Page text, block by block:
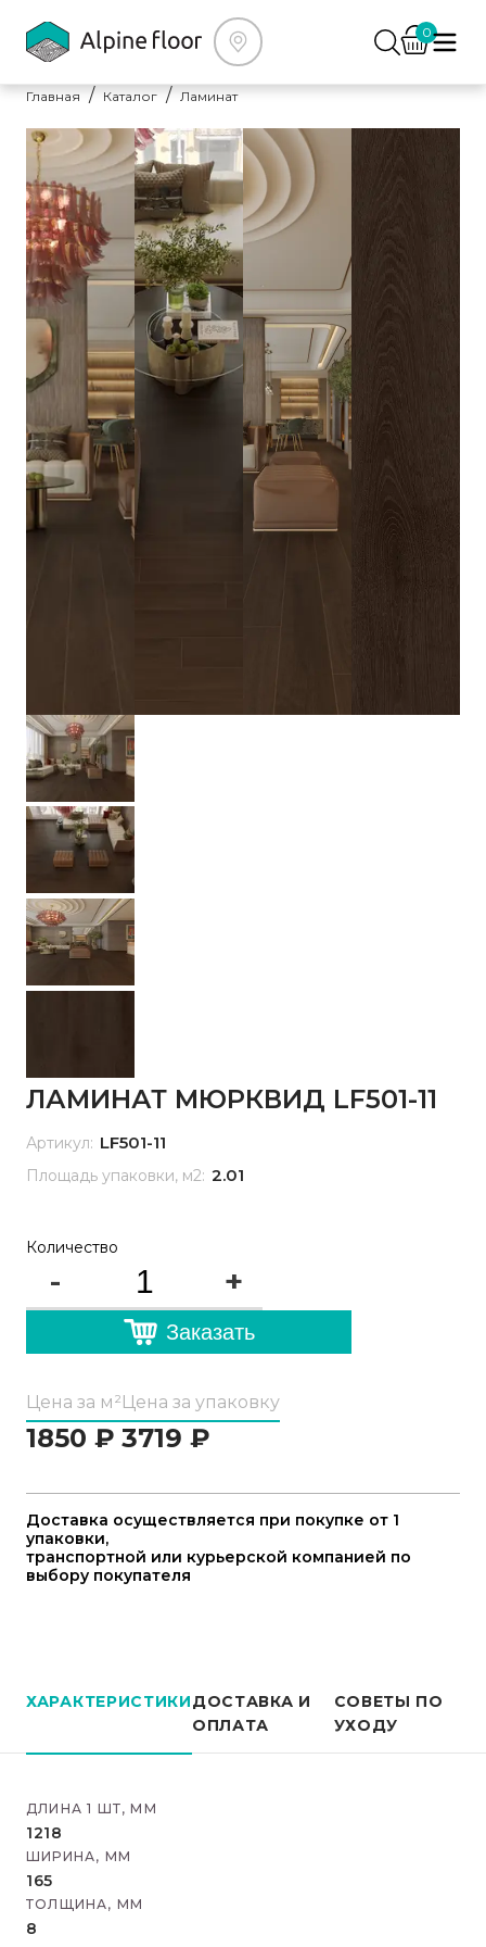
0
Главная Каталог Ламинат
ЛАМИНАТ МЮРКВИД LF501-11
Артикул: LF501-11
Площадь упаковки, м2: 2.01
Количество
- +
Заказать
Цена за м²
1850 ₽
Цена за упаковку
3719 ₽
Доставка осуществляется при покупке от 1
упаковки,
транспортной или курьерской компанией по
выбору покупателя
ХАРАКТЕРИСТИКИДОСТАВКА И
ОПЛАТА
СОВЕТЫ ПО
УХОДУ
ДЛИНА 1 ШТ, ММ
1218
ШИРИНА, ММ
165
ТОЛЩИНА, ММ
8